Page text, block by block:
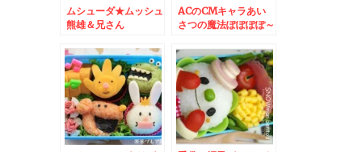
ムシューダ★ムッシュ
熊雄＆兄さん
ACのCMキャラあい
さつの魔法ぽぽぽぽ～